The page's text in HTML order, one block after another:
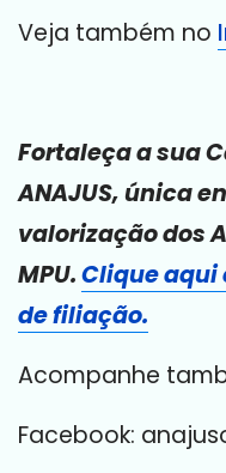
Veja também no
Fortaleça a sua
ANAJUS, única
valorização dos
MPU.Clique aqui
de filiação.
Acompanhe
Facebook: